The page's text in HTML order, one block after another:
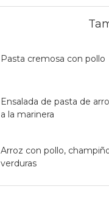
Pasta cremosa con pollo
Ensalada de pasta de
a la marinera
Arroz con pollo,
verduras